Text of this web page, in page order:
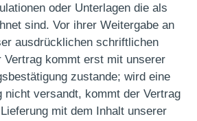
oder Unterlagen die als
sind. Vor ihrer Weitergabe an
ausdrücklichen schriftlichen
Vertrag kommt erst mit unserer
zustande; wird eine
nicht versandt, kommt der Vertrag
mit dem Inhalt unserer